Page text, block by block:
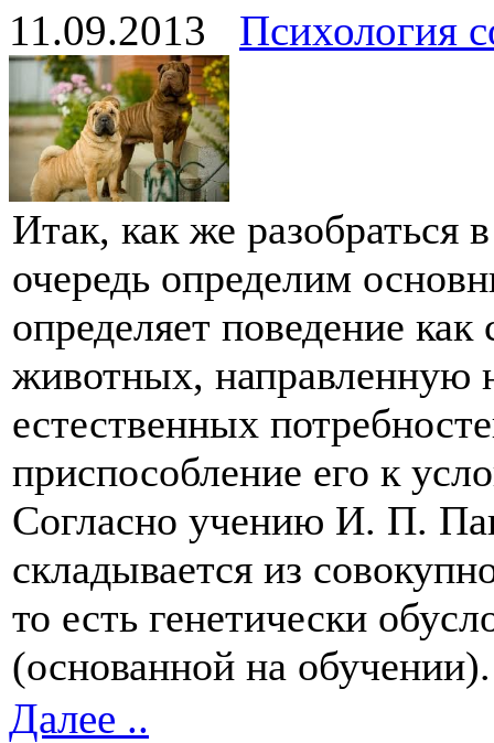
11.09.2013 Психология
Итак, как же разобраться
очередь определим
определяет поведение
животных, направленную
естественных
приспособление его к
Согласно учению И. П.
складывается из
то есть генетически
(основанной на обучении).
Далее ..